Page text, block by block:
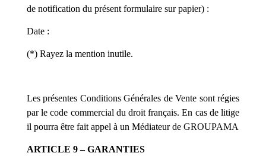
de notification du présent formulaire sur papier) :
Date :
(*) Rayez la mention inutile.
Les présentes Conditions Générales de Vente sont régies
par le code commercial du droit français. En cas de litige
il pourra être fait appel à un Médiateurde GROUPAMA
ARTICLE 9 – GARANTIES